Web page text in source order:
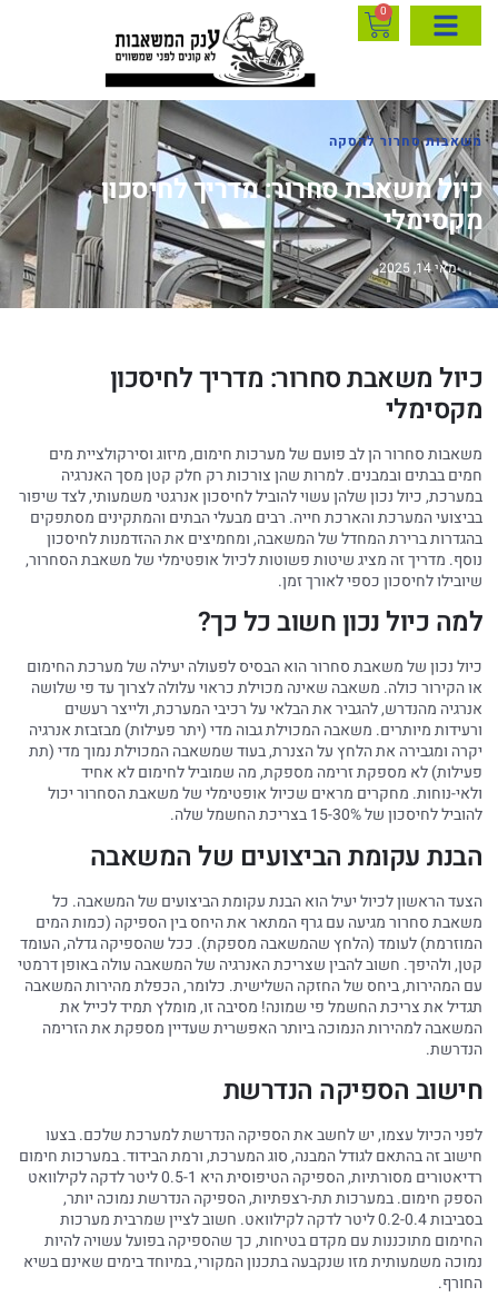
0
משאבות סחרור להסקה
כיול משאבת סחרור: מדריך לחיסכון
מקסימלי
מאי 14, 2025
כיול משאבת סחרור: מדריך לחיסכון
מקסימלי
משאבות סחרור הן לב פועם של מערכות חימום, מיזוג וסירקולציית מים
חמים בבתים ובמבנים. למרות שהן צורכות רק חלק קטן מסך האנרגיה
במערכת, כיול נכון שלהן עשוי להוביל לחיסכון אנרגטי משמעותי, לצד שיפור
בביצועי המערכת והארכת חייה. רבים מבעלי הבתים והמתקינים מסתפקים
בהגדרות ברירת המחדל של המשאבה, ומחמיצים את ההזדמנות לחיסכון
נוסף. מדריך זה מציג שיטות פשוטות לכיול אופטימלי של משאבת הסחרור,
שיובילו לחיסכון כספי לאורך זמן.
למה כיול נכון חשוב כל כך?
כיול נכון של משאבת סחרור הוא הבסיס לפעולה יעילה של מערכת החימום
או הקירור כולה. משאבה שאינה מכוילת כראוי עלולה לצרוך עד פי שלושה
אנרגיה מהנדרש, להגביר את הבלאי על רכיבי המערכת, ולייצר רעשים
ורעידות מיותרים. משאבה המכוילת גבוה מדי (יתר פעילות) מבזבזת אנרגיה
יקרה ומגבירה את הלחץ על הצנרת, בעוד שמשאבה המכוילת נמוך מדי (תת
פעילות) לא מספקת זרימה מספקת, מה שמוביל לחימום לא אחיד
ולאי-נוחות. מחקרים מראים שכיול אופטימלי של משאבת הסחרור יכול
להוביל לחיסכון של 15-30% בצריכת החשמל שלה.
הבנת עקומת הביצועים של המשאבה
הצעד הראשון לכיול יעיל הוא הבנת עקומת הביצועים של המשאבה. כל
משאבת סחרור מגיעה עם גרף המתאר את היחס בין הספיקה (כמות המים
המוזרמת) לעומד (הלחץ שהמשאבה מספקת). ככל שהספיקה גדלה, העומד
קטן, ולהיפך. חשוב להבין שצריכת האנרגיה של המשאבה עולה באופן דרמטי
עם המהירות, ביחס של החזקה השלישית. כלומר, הכפלת מהירות המשאבה
תגדיל את צריכת החשמל פי שמונה! מסיבה זו, מומלץ תמיד לכייל את
המשאבה למהירות הנמוכה ביותר האפשרית שעדיין מספקת את הזרימה
הנדרשת.
חישוב הספיקה הנדרשת
לפני הכיול עצמו, יש לחשב את הספיקה הנדרשת למערכת שלכם. בצעו
חישוב זה בהתאם לגודל המבנה, סוג המערכת, ורמת הבידוד. במערכות חימום
רדיאטורים מסורתיות, הספיקה הטיפוסית היא 0.5-1 ליטר לדקה לקילוואט
הספק חימום. במערכות תת-רצפתיות, הספיקה הנדרשת נמוכה יותר,
בסביבות 0.2-0.4 ליטר לדקה לקילוואט. חשוב לציין שמרבית מערכות
החימום מתוכננות עם מקדם בטיחות, כך שהספיקה בפועל עשויה להיות
נמוכה משמעותית מזו שנקבעה בתכנון המקורי, במיוחד בימים שאינם בשיא
החורף.